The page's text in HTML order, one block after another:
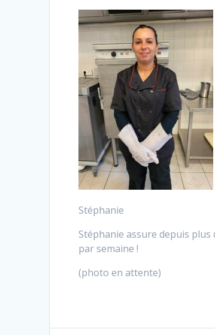
Stéphanie
Stéphanie assure depuis
par semaine !
(photo en attente)